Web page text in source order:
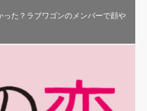
た？ラブワゴンのメンバーで顔や